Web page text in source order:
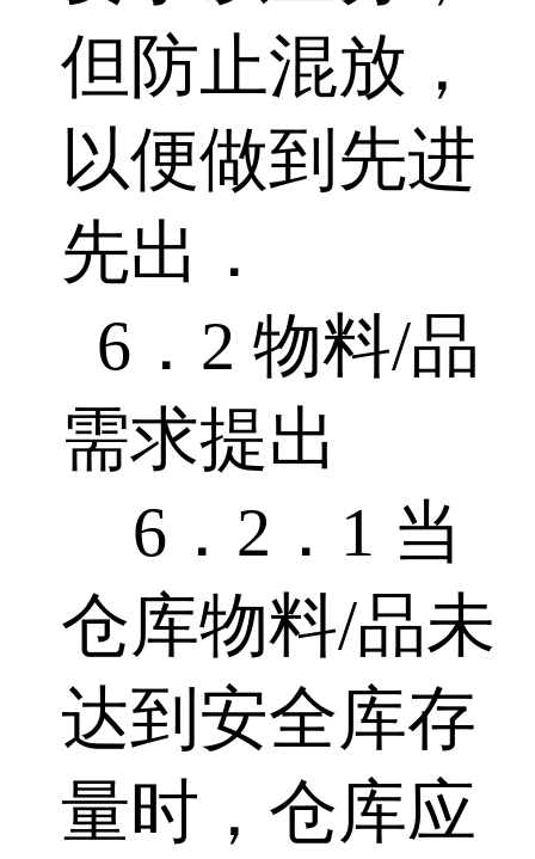
但防止混放，
以便做到先进
先出．
6．2 物料/品
需求提出
6．2．1 当
仓库物料/品未
达到安全库存
量时，仓库应